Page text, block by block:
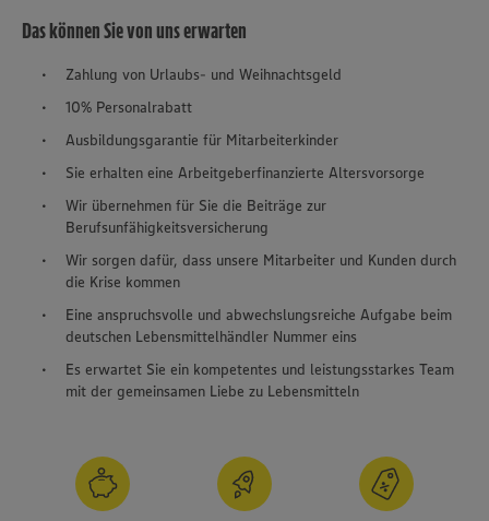
Das können Sie von uns erwarten
Zahlung von Urlaubs- und Weihnachtsgeld
10% Personalrabatt
Ausbildungsgarantie für Mitarbeiterkinder
Sie erhalten eine Arbeitgeberfinanzierte Altersvorsorge
Wir übernehmen für Sie die Beiträge zur
Berufsunfähigkeitsversicherung
Wir sorgen dafür, dass unsere Mitarbeiter und Kunden durch
die Krise kommen
Eine anspruchsvolle und abwechslungsreiche Aufgabe beim
deutschen Lebensmittelhändler Nummer eins
Es erwartet Sie ein kompetentes und leistungsstarkes Team
mit der gemeinsamen Liebe zu Lebensmitteln